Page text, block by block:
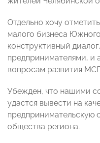
Отдельно хочу
малого бизнеса
конструктивный
предпринимателями, и
вопросам развития
Убежден, что нашими
удастся вывести на
предпринимательскую
общества региона.